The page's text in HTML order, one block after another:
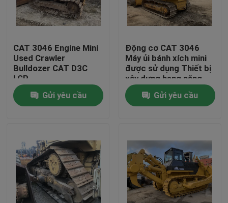
Các sản phẩm
Về chúng tôi
CAT 3046 Engine Mini
Used Crawler
Bulldozer CAT D3C
LGP
Gửi yêu cầu
Động cơ CAT 3046
Máy ủi bánh xích mini
được sử dụng Thiết bị
xây dựng hạng nặng
D3C LGP
Gửi yêu cầu